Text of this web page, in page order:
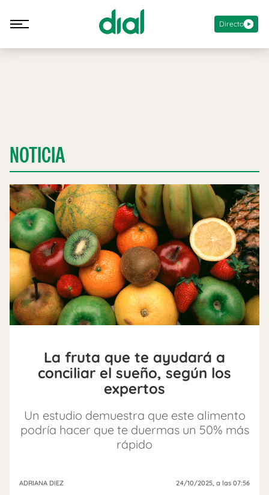
Directo
NOTICIA
La fruta que te ayudará a
conciliar el sueño, según los
expertos
Un estudio demuestra que este alimento
podría hacer que te duermas un 50% más
rápido
ADRIANA DIEZ 24/10/2025, a las 07:56